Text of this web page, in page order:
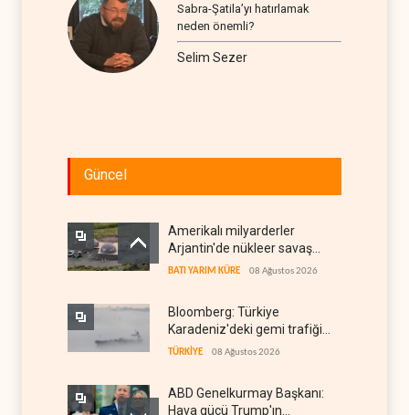
Sabra-Şatila’yı hatırlamak
neden önemli?
Selim Sezer
Güncel
Amerikalı milyarderler
Arjantin'de nükleer savaş
sığınağı inşa ediyor
BATI YARIM KÜRE 08 Ağustos 2026
Bloomberg: Türkiye
Karadeniz'deki gemi trafiğini
kısıtlamaya başladı
TÜRKİYE 08 Ağustos 2026
ABD Genelkurmay Başkanı:
Hava gücü Trump'ın